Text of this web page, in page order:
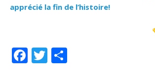
apprécié la fin de l’histoire!
Facebook
Twitter